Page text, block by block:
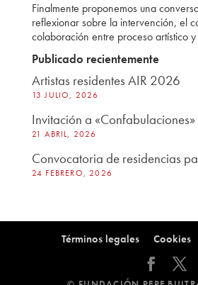
Finalmente proponemos una
reflexionar sobre la intervención, el
colaboración entre proceso artístico
Publicado recientemente
Artistas residentes AIR 2026
13 JULIO, 2026
Invitación a «Confabulaciones»
21 ABRIL, 2026
Convocatoria de residencias
24 FEBRERO, 2026
Términos legales Cookies